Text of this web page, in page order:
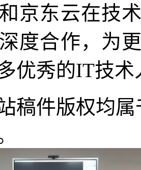
京东云在技
度合作，为
优秀的IT技术
稿件版权均